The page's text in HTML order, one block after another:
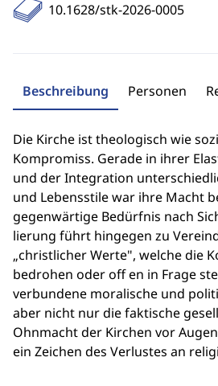
10.1628/stk-2026-0005
Beschreibung Personen
Die Kirche ist theologisch wie
Kompromiss. Gerade in ihrer
und der Integration
und Lebensstile war ihre Macht
gegenwärtige Bedürfnis nach
lierung führt hingegen zu
„christlicher Werte", welche die
bedrohen oder off en in Frage
verbundene moralische und
aber nicht nur die faktische
Ohnmacht der Kirchen vor
ein Zeichen des Verlustes an